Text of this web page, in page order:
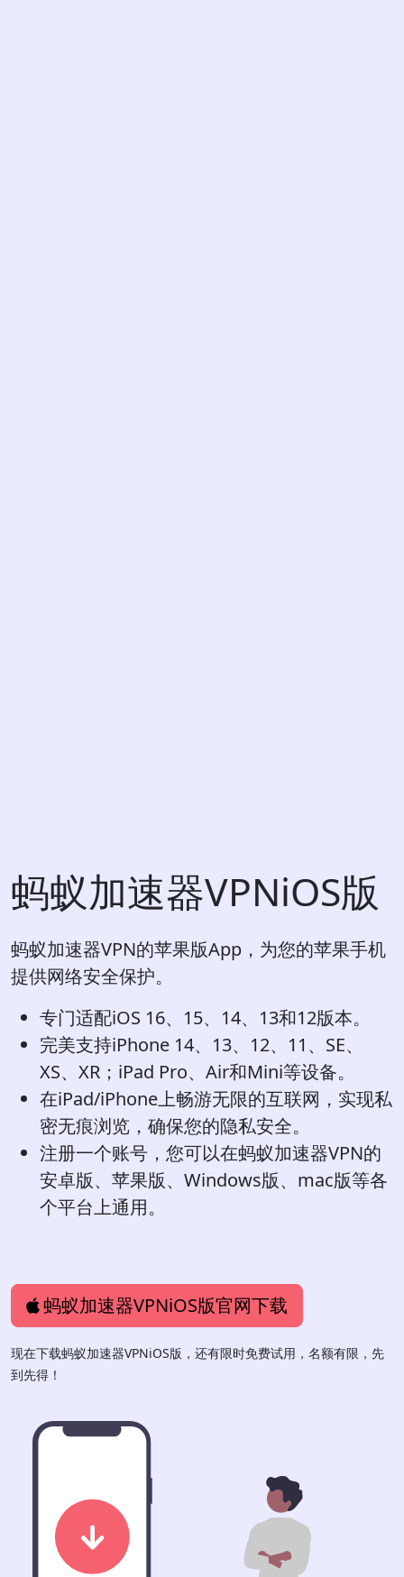
蚂蚁加速器VPNiOS版
蚂蚁加速器VPN的苹果版App，为您的苹果手机
提供网络安全保护。
专门适配iOS 16、15、14、13和12版本。
完美支持iPhone 14、13、12、11、SE、
XS、XR；iPad Pro、Air和Mini等设备。
在iPad/iPhone上畅游无限的互联网，实现私
密无痕浏览，确保您的隐私安全。
注册一个账号，您可以在蚂蚁加速器VPN的
安卓版、苹果版、Windows版、mac版等各
个平台上通用。
蚂蚁加速器VPNiOS版官网下载
现在下载蚂蚁加速器VPNiOS版，还有限时免费试用，名额有限，先
到先得！